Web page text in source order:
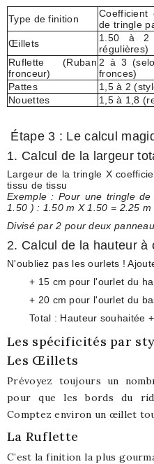
Type de finition
Coefficient
de tringle
Œillets
1.50 à 2
régulières)
Ruflette (Ruban
fronceur)
2 à 3
fronces)
Pattes
1,5 à 2
Nouettes
1,5 à 1,8
Étape 3 : Le calcul
1. Calcul de la largeur
Largeur de la tringle X
tissu de tissu
Exemple : Pour une tringle
1.50 ) : 1.50 m X 1.50 = 2.25 m
Divisé par 2 pour deux
2. Calcul de la hauteur à
N'oubliez pas les ourlets !
+ 15 cm pour l'ourlet du
+ 20 cm pour l'ourlet du
Total : Hauteur souhaitée
Les spécificités par
Les Œillets
Prévoyez toujours un
pour que les bords du
Comptez environ un œillet
La Ruflette
C’est la finition la plus